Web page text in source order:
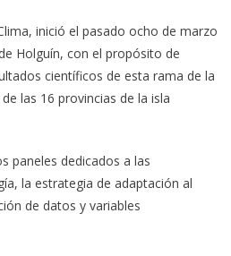
inició el pasado ocho de marzo
Holguín, con el propósito de
científicos de esta rama de la
las 16 provincias de la isla
paneles dedicados a las
la estrategia de adaptación al
de datos y variables